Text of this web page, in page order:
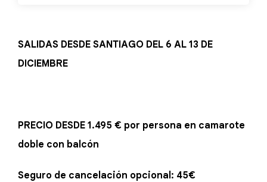
SALIDAS DESDE SANTIAGO DEL 6 AL 13 DE
DICIEMBRE
PRECIO DESDE 1.495 € por persona en camarote
doble con balcón
Seguro de cancelación opcional: 45€